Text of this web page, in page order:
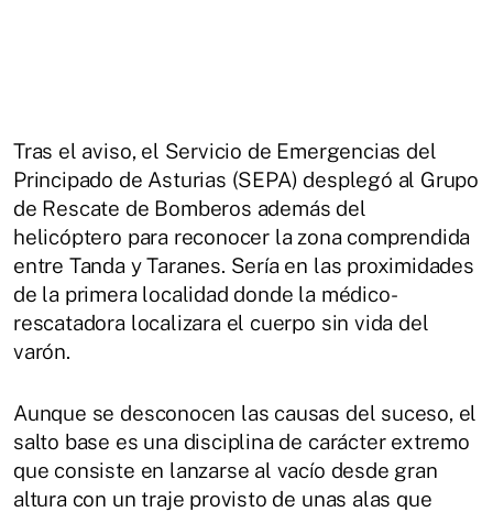
Tras el aviso, el Servicio de Emergencias del
Principado de Asturias (SEPA) desplegó al Grupo
de Rescate de Bomberos además del
helicóptero para reconocer la zona comprendida
entre Tanda y Taranes. Sería en las proximidades
de la primera localidad donde la médico-
rescatadora localizara el cuerpo sin vida del
varón.
Aunque se desconocen las causas del suceso, el
salto base es una disciplina de carácter extremo
que consiste en lanzarse al vacío desde gran
altura con un traje provisto de unas alas que